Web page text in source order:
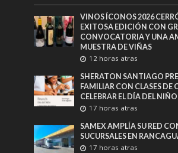
VINOS ÍCONOS 2026
EXITOSA EDICIÓN CON
CONVOCATORIA Y UNA
MUESTRA DE VIÑAS
12 horas atras
SHERATON SANTIAGO
FAMILIAR CON CLASES DE
CELEBRAR EL DÍA DEL NIÑO
17 horas atras
SAMEX AMPLÍA SU RED
SUCURSALES EN
17 horas atras